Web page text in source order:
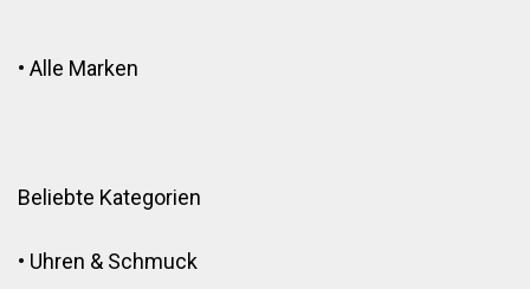
• Alle Marken
Beliebte Kategorien
• Uhren & Schmuck